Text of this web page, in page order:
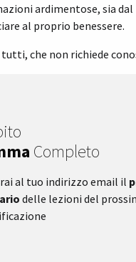
ardimentose, sia
al proprio benessere.
che non richiede
Completo
al tuo indirizzo email il
delle lezioni del